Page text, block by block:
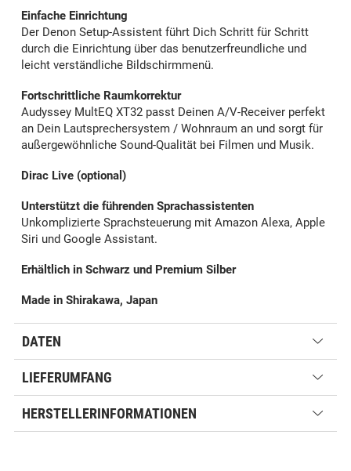
Einfache Einrichtung
Der Denon Setup-Assistent führt Dich Schritt für Schritt
durch die Einrichtung über das benutzerfreundliche und
leicht verständliche Bildschirmmenü.
Fortschrittliche Raumkorrektur
Audyssey MultEQ XT32 passt Deinen A/V-Receiver perfekt
an Dein Lautsprechersystem / Wohnraum an und sorgt für
außergewöhnliche Sound-Qualität bei Filmen und Musik.
Dirac Live (optional)
Unterstützt die führenden Sprachassistenten
Unkomplizierte Sprachsteuerung mit Amazon Alexa, Apple
Siri und Google Assistant.
Erhältlich in Schwarz und Premium Silber
Made in Shirakawa, Japan
DATEN
LIEFERUMFANG
HERSTELLERINFORMATIONEN